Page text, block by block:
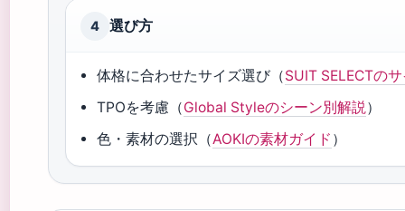
4 選び方
体格に合わせたサイズ選び（SUIT SELECTの
TPOを考慮（Global Styleのシーン別解説）
色・素材の選択（AOKIの素材ガイド ）